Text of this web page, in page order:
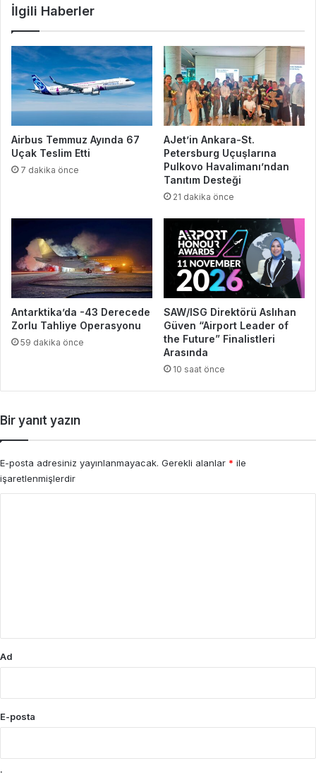
İlgili Haberler
Airbus Temmuz Ayında 67
Uçak Teslim Etti
7 dakika önce
AJet’in Ankara-St.
Petersburg Uçuşlarına
Pulkovo Havalimanı’ndan
Tanıtım Desteği
21 dakika önce
Antarktika’da -43 Derecede
Zorlu Tahliye Operasyonu
59 dakika önce
SAW/ISG Direktörü Aslıhan
Güven “Airport Leader of
the Future” Finalistleri
Arasında
10 saat önce
Bir yanıt yazın
E-posta adresiniz yayınlanmayacak. Gerekli alanlar * ile
işaretlenmişlerdir
Ad
E-posta